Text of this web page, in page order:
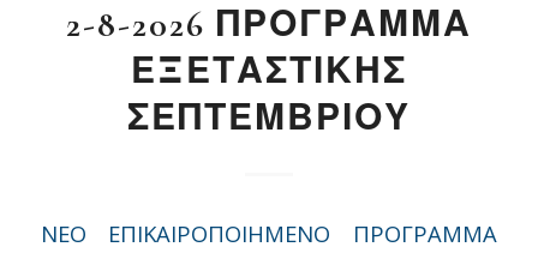
2-8-2026 ΠΡΟΓΡΑΜΜΑ
ΕΞΕΤΑΣΤΙΚΗΣ
ΣΕΠΤΕΜΒΡΙΟΥ
NEO ΕΠΙΚΑΙΡΟΠΟΙΗΜΕΝΟ ΠΡΟΓΡΑΜΜΑ